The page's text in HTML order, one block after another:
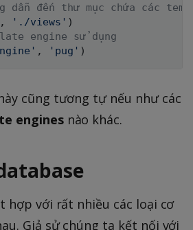
dẫn đến thư mục chứa các
, './views' )
engine sử dụng
, 'pug' )
cũng tương tự nếu như các
enginesnào khác.
hợp với rất nhiều các loại cơ
Giả sử chúng ta kết nối với